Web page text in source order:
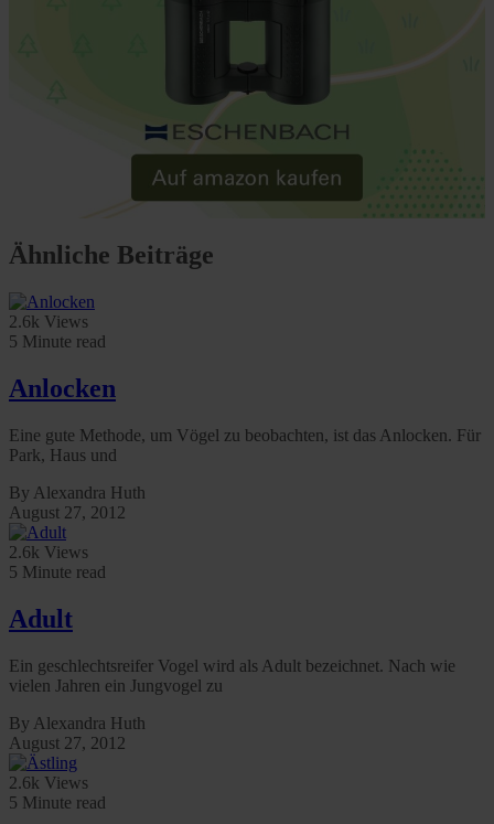
Ähnliche Beiträge
2.6k Views
5 Minute read
Anlocken
Eine gute Methode, um Vögel zu beobachten, ist das Anlocken. Für
Park, Haus und
By Alexandra Huth
August 27, 2012
2.6k Views
5 Minute read
Adult
Ein geschlechtsreifer Vogel wird als Adult bezeichnet. Nach wie
vielen Jahren ein Jungvogel zu
By Alexandra Huth
August 27, 2012
2.6k Views
5 Minute read